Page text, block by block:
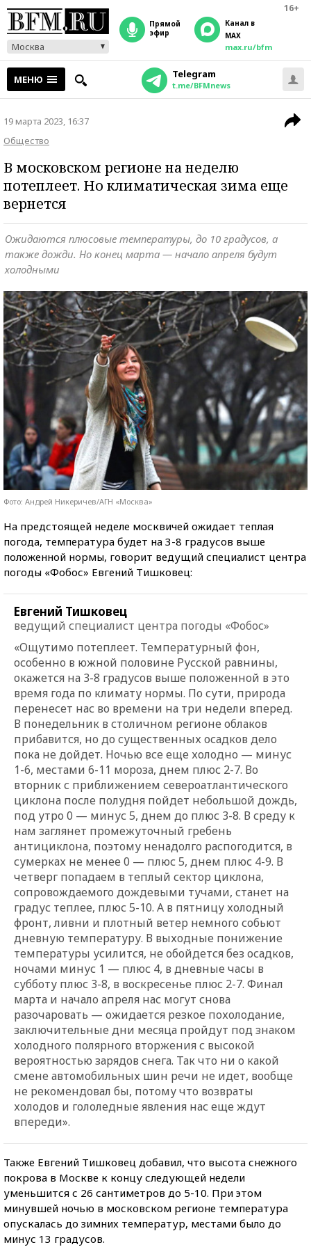
16+
Москва
прямой
эфир
Канал в
MAX
max.ru/bfm
МЕНЮ Telegram
t.me/BFMnews
19 марта 2023, 16:37
Общество
В московском регионе на неделю
потеплеет. Но климатическая зима еще
вернется
Ожидаются плюсовые температуры, до 10 градусов, а
также дожди. Но конец марта — начало апреля будут
холодными
Фото: Андрей Никеричев/АГН «Москва»
На предстоящей неделе москвичей ожидает теплая
погода, температура будет на 3-8 градусов выше
положенной нормы, говорит ведущий специалист центра
погоды «Фобос» Евгений Тишковец:
Евгений Тишковец
ведущий специалист центра погоды «Фобос»
«Ощутимо потеплеет. Температурный фон,
особенно в южной половине Русской равнины,
окажется на 3-8 градусов выше положенной в это
время года по климату нормы. По сути, природа
перенесет нас во времени на три недели вперед.
В понедельник в столичном регионе облаков
прибавится, но до существенных осадков дело
пока не дойдет. Ночью все еще холодно — минус
1-6, местами 6-11 мороза, днем плюс 2-7. Во
вторник с приближением североатлантического
циклона после полудня пойдет небольшой дождь,
под утро 0 — минус 5, днем до плюс 3-8. В среду к
нам заглянет промежуточный гребень
антициклона, поэтому ненадолго распогодится, в
сумерках не менее 0 — плюс 5, днем плюс 4-9. В
четверг попадаем в теплый сектор циклона,
сопровождаемого дождевыми тучами, станет на
градус теплее, плюс 5-10. А в пятницу холодный
фронт, ливни и плотный ветер немного собьют
дневную температуру. В выходные понижение
температуры усилится, не обойдется без осадков,
ночами минус 1 — плюс 4, в дневные часы в
субботу плюс 3-8, в воскресенье плюс 2-7. Финал
марта и начало апреля нас могут снова
разочаровать — ожидается резкое похолодание,
заключительные дни месяца пройдут под знаком
холодного полярного вторжения с высокой
вероятностью зарядов снега. Так что ни о какой
смене автомобильных шин речи не идет, вообще
не рекомендовал бы, потому что возвраты
холодов и гололедные явления нас еще ждут
впереди».
Также Евгений Тишковец добавил, что высота снежного
покрова в Москве к концу следующей недели
уменьшится с 26 сантиметров до 5-10. При этом
минувшей ночью в московском регионе температура
опускалась до зимних температур, местами было до
минус 13 градусов.